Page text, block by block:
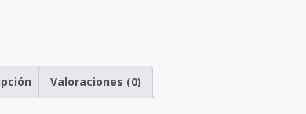
Valoraciones (0)